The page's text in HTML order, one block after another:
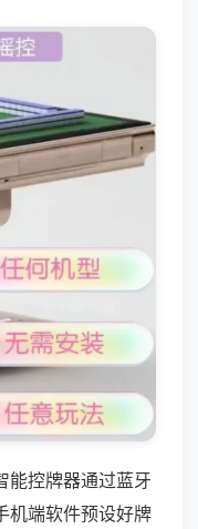
能控牌器通过蓝牙
机端软件预设好牌